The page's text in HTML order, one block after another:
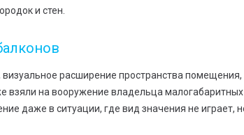
и стен.
расширение пространства помещения,
взяли на вооружение владельца малогабаритных
даже в ситуации, где вид значения не играет,